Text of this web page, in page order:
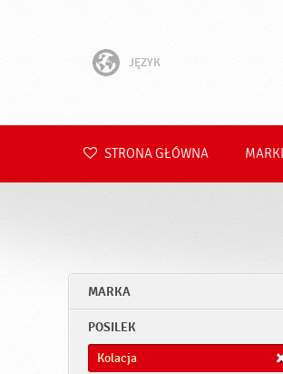
JĘZYK
Hrvatski
Română
Deutsch
STRONA GŁÓWNA MARKI
MARKA
POSILEK
Kolacja